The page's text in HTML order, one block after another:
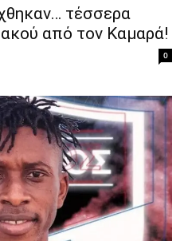
τέσσερα
από τον Καμαρά!
0